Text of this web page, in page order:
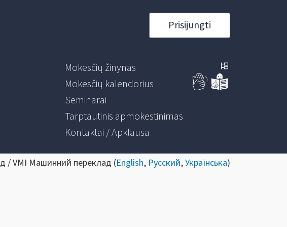
Prisijungti
Mokesčių žinynas
Mokesčių kalendorius
Seminarai
Tarptautinis apmokestinimas
Kontaktai / Apklausa
/ VMI Машинний переклад (English, Русский,Українська)